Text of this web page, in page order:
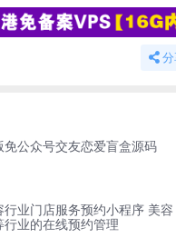
免公众号交友恋爱盲盒源码
业门店服务预约小程序 美容 美发 医美 按
行业的在线预约管理